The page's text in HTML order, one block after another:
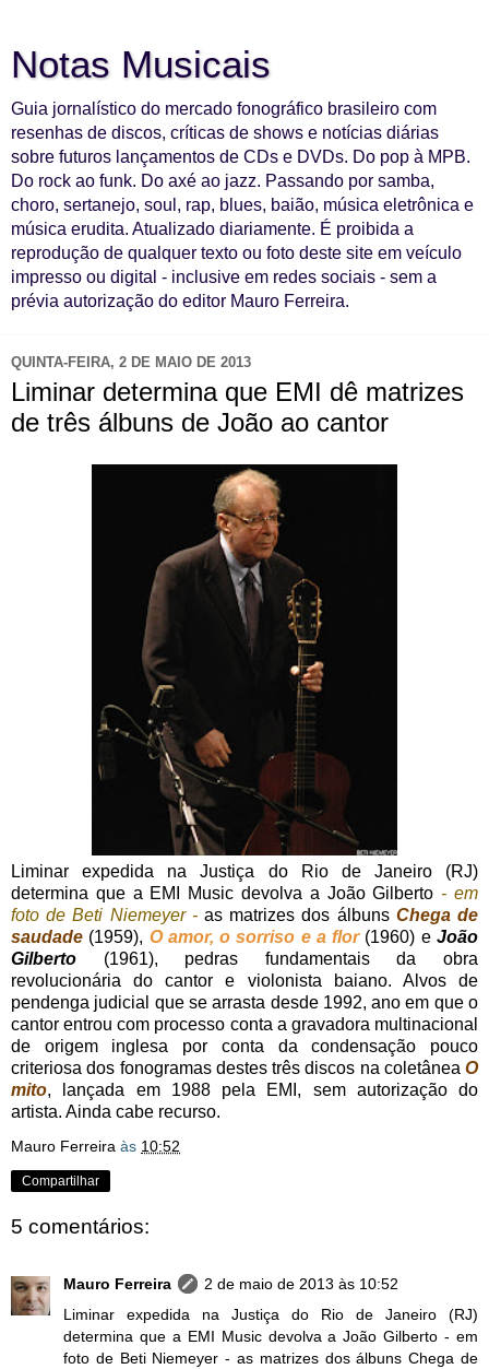
Notas Musicais
Guia jornalístico do mercado fonográfico brasileiro com
resenhas de discos, críticas de shows e notícias diárias
sobre futuros lançamentos de CDs e DVDs. Do pop à MPB.
Do rock ao funk. Do axé ao jazz. Passando por samba,
choro, sertanejo, soul, rap, blues, baião, música eletrônica e
música erudita. Atualizado diariamente. É proibida a
reprodução de qualquer texto ou foto deste site em veículo
impresso ou digital - inclusive em redes sociais - sem a
prévia autorização do editor Mauro Ferreira.
QUINTA-FEIRA, 2 DE MAIO DE 2013
Liminar determina que EMI dê matrizes
de três álbuns de João ao cantor
Liminar expedida na Justiça do Rio de Janeiro (RJ)
determina que a EMI Music devolva a João Gilberto - em
foto de Beti Niemeyer -as matrizes dos álbuns Chega de
saudade (1959), O amor, o sorriso e a flor(1960) eJoão
Gilberto (1961), pedras fundamentais da obra
revolucionária do cantor e violonista baiano. Alvos de
pendenga judicial que se arrasta desde 1992, ano em que o
cantor entrou com processo conta a gravadora multinacional
de origem inglesa por conta da condensação pouco
criteriosa dos fonogramas destes três discos na coletânea O
mito, lançada em 1988 pela EMI, sem autorização do
artista. Ainda cabe recurso.
Mauro Ferreira às 10:52
Compartilhar
5 comentários:
Mauro Ferreira
2 de maio de 2013 às 10:52
Liminar expedida na Justiça do Rio de Janeiro (RJ)
determina que a EMI Music devolva a João Gilberto - em
foto de Beti Niemeyer - as matrizes dos álbuns Chega de